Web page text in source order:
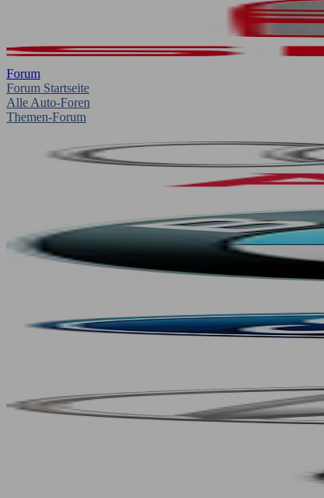
Forum
Forum Startseite
Alle Auto-Foren
Themen-Forum